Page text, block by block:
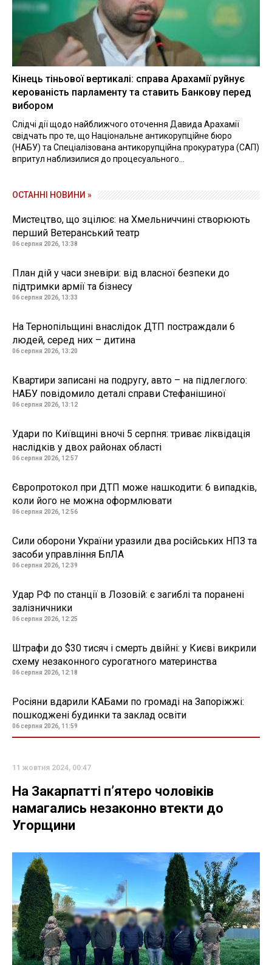
Кінець тіньової вертикалі: справа Арахамії руйнує
керованість парламенту та ставить Банкову перед
вибором
Слідчі дії щодо найближчого оточення Давида Арахамії
свідчать про те, що Національне антикорупційне бюро
(НАБУ) та Спеціалізована антикорупційна прокуратура (САП)
впритул наблизилися до процесуального...
ОСТАННІ НОВИНИ »
Мистецтво, що зцілює: на Хмельниччині створюють
перший Ветеранський театр
06 серпня 2026, 13:38
План дій у часи зневіри: від власної безпеки до
підтримки армії та бізнесу
06 серпня 2026, 13:33
На Тернопільщині внаслідок ДТП постраждали 6
людей, серед них – дитина
06 серпня 2026, 13:20
Квартири записані на подругу, авто – на підлеглого:
НАБУ повідомило деталі справи Стефанішиної
06 серпня 2026, 13:12
Удари по Київщині вночі 5 серпня: триває ліквідація
наслідків у двох районах області
06 серпня 2026, 12:57
Європротокол при ДТП може нашкодити: 6 випадків,
коли його не можна оформлювати
06 серпня 2026, 12:56
Сили оборони України уразили два російських НПЗ та
засоби управління БпЛА
06 серпня 2026, 12:39
Удар РФ по станції в Лозовій: є загиблі та поранені
залізничники
06 серпня 2026, 12:25
Штрафи до $30 тисяч і смерть двійні: у Києві викрили
схему незаконного сурогатного материнства
06 серпня 2026, 12:18
Росіяни вдарили КАБами по громаді на Запоріжжі:
пошкоджені будинки та заклад освіти
06 серпня 2026, 11:59
11 жовтня 2024, 00:47
На Закарпатті п’ятеро чоловіків
намагались незаконно втекти до
Угорщини